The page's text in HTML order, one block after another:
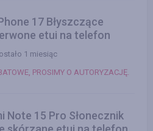
17 Błyszczące
etui na telefon
1 miesiąc
PROSIMY O AUTORYZACJĘ.
Note 15 Pro Słonecznik